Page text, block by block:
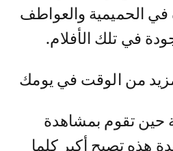
الحميمية والعواطف
في تلك الأفلام.
حين تقوم بمشاهدة
هذه تصبح أكبر كلما